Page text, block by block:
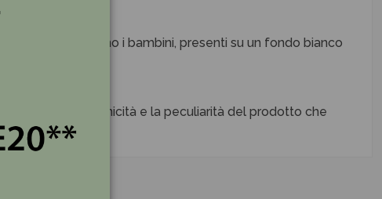
le immaginano i bambini, presenti su un fondo bianco
tempo.
con l’unicità e la peculiarità del prodotto che